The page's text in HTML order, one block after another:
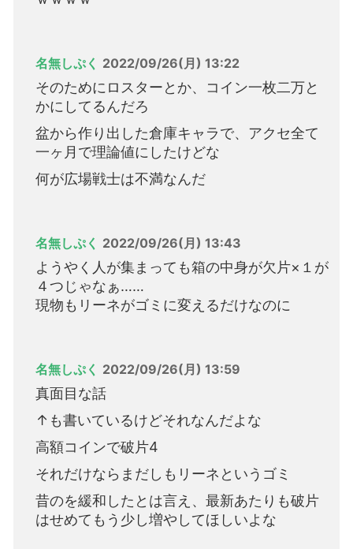
名無しぷく 2022/09/26(月) 13:22
そのためにロスターとか、コイン一枚二万と
かにしてるんだろ
盆から作り出した倉庫キャラで、アクセ全て
一ヶ月で理論値にしたけどな
何が広場戦士は不満なんだ
名無しぷく 2022/09/26(月) 13:43
ようやく人が集まっても箱の中身が欠片×１が
４つじゃなぁ……
現物もリーネがゴミに変えるだけなのに
名無しぷく 2022/09/26(月) 13:59
真面目な話
↑も書いているけどそれなんだよな
高額コインで破片4
それだけならまだしもリーネというゴミ
昔のを緩和したとは言え、最新あたりも破片
はせめてもう少し増やしてほしいよな